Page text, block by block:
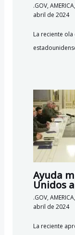
.GOV,AMERICA,
abril de 2024
La reciente
Ayuda
Unidos
.GOV,AMERICA,
abril de 2024
La reciente